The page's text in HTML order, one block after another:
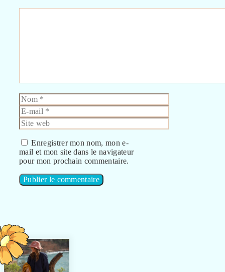
Nom
E-
mail
Site
web
Enregistrer mon nom, mon e-
mail et mon site dans le navigateur
pour mon prochain commentaire.